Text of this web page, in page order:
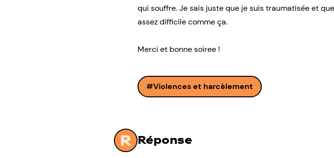
qui souffre. Je sais juste que je suis traumatisée et
assez difficile comme ça.
Merci et bonne soiree !
Violences et harcèlement
Réponse